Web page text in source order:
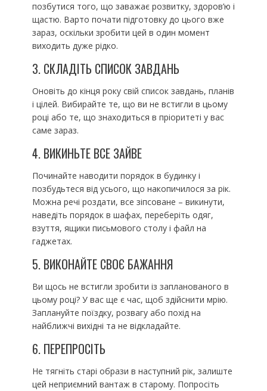
позбутися того, що заважає розвитку, здоров’ю і
щастю. Варто почати підготовку до цього вже
зараз, оскільки зробити цей в один момент
виходить дуже рідко.
3. СКЛАДІТЬ СПИСОК ЗАВДАНЬ
Оновіть до кінця року свій список завдань, планів
і цілей. Вибирайте те, що ви не встигли в цьому
році або те, що знаходиться в пріоритеті у вас
саме зараз.
4. ВИКИНЬТЕ ВСЕ ЗАЙВЕ
Починайте наводити порядок в будинку і
позбудьтеся від усього, що накопичилося за рік.
Можна речі роздати, все зіпсоване – викинути,
наведіть порядок в шафах, переберіть одяг,
взуття, ящики письмового столу і файл на
гаджетах.
5. ВИКОНАЙТЕ СВОЄ БАЖАННЯ
Ви щось не встигли зробити із запланованого в
цьому році? У вас ще є час, щоб здійснити мрію.
Заплануйте поїздку, розвагу або похід на
найближчі вихідні та не відкладайте.
6. ПЕРЕПРОСІТЬ
Не тягніть старі образи в наступний рік, залиште
цей неприємний вантаж в старому. Попросіть